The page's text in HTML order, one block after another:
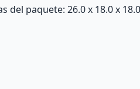
del paquete: 26.0 x 18.0 x